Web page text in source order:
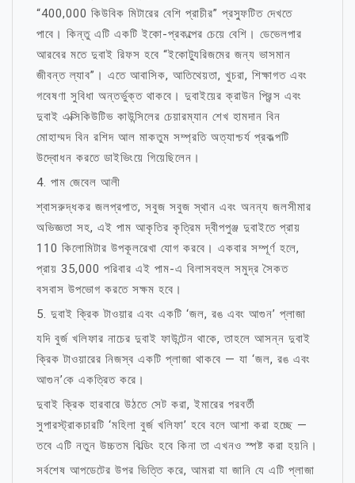
“400,000 কিউবিক মিটারের বেশি প্রাচীর” প্রস্ফুটিত দেখতে
পাবে। কিন্তু এটি একটি ইকো-প্রকল্পের চেয়ে বেশি। ডেভেলপার
আরবের মতে দুবাই রিফস হবে “ইকোট্যুরিজমের জন্য ভাসমান
জীবন্ত ল্যাব”। এতে আবাসিক, আতিথেয়তা, খুচরা, শিক্ষাগত এবং
গবেষণা সুবিধা অন্তর্ভুক্ত থাকবে। দুবাইয়ের ক্রাউন প্রিন্স এবং
দুবাই এক্সিকিউটিভ কাউন্সিলের চেয়ারম্যান শেখ হামদান বিন
মোহাম্মদ বিন রশিদ আল মাকতুম সম্প্রতি অত্যাশ্চর্য প্রকল্পটি
উদ্বোধন করতে ডাইভিংয়ে গিয়েছিলেন।
4. পাম জেবেল আলী
শ্বাসরুদ্ধকর জলপ্রপাত, সবুজ সবুজ স্থান এবং অনন্য জলসীমার
অভিজ্ঞতা সহ, এই পাম আকৃতির কৃত্রিম দ্বীপপুঞ্জ দুবাইতে প্রায়
110 কিলোমিটার উপকূলরেখা যোগ করবে। একবার সম্পূর্ণ হলে,
প্রায় 35,000 পরিবার এই পাম-এ বিলাসবহুল সমুদ্র সৈকত
বসবাস উপভোগ করতে সক্ষম হবে।
5. দুবাই ক্রিক টাওয়ার এবং একটি ‘জল, রঙ এবং আগুন’ প্লাজা
যদি বুর্জ খলিফার নাচের দুবাই ফাউন্টেন থাকে, তাহলে আসন্ন দুবাই
ক্রিক টাওয়ারের নিজস্ব একটি প্লাজা থাকবে — যা ‘জল, রঙ এবং
আগুন’কে একত্রিত করে।
দুবাই ক্রিক হারবারে উঠতে সেট করা, ইমারের পরবর্তী
সুপারস্ট্রাকচারটি ‘মহিলা বুর্জ খলিফা’ হবে বলে আশা করা হচ্ছে —
তবে এটি নতুন উচ্চতম বিল্ডিং হবে কিনা তা এখনও স্পষ্ট করা হয়নি।
সর্বশেষ আপডেটের উপর ভিত্তি করে, আমরা যা জানি যে এটি প্লাজা